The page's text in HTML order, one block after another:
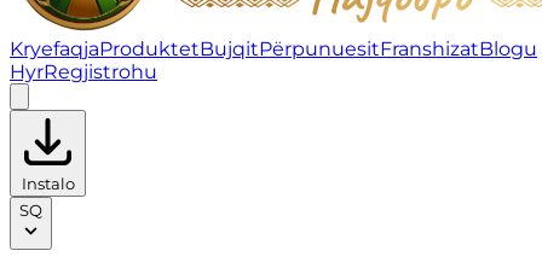
KryefaqjaProduktetBujqitPërpunuesitFranshizatBlogu
HyrRegjistrohu
Instalo
SQ